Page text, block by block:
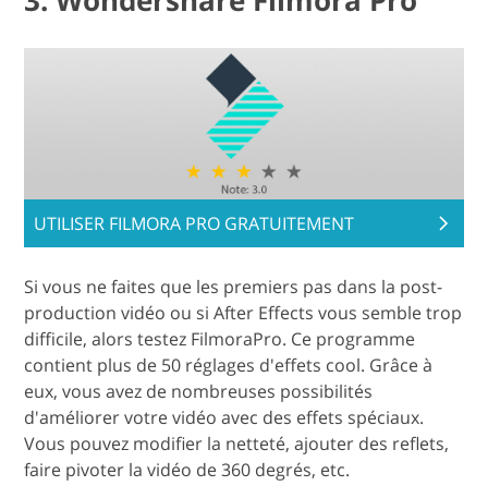
UTILISER FILMORA PRO GRATUITEMENT
Si vous ne faites que les premiers pas dans la post-
production vidéo ou si After Effects vous semble trop
difficile, alors testez FilmoraPro. Ce programme
contient plus de 50 réglages d'effets cool. Grâce à
eux, vous avez de nombreuses possibilités
d'améliorer votre vidéo avec des effets spéciaux.
Vous pouvez modifier la netteté, ajouter des reflets,
faire pivoter la vidéo de 360 degrés, etc.